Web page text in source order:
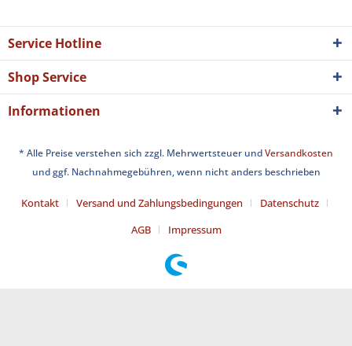
Service Hotline
Shop Service
Informationen
* Alle Preise verstehen sich zzgl. Mehrwertsteuer undVersandkosten
und ggf. Nachnahmegebühren, wenn nicht anders beschrieben
Kontakt Versand und Zahlungsbedingungen
Datenschutz
AGB
Impressum